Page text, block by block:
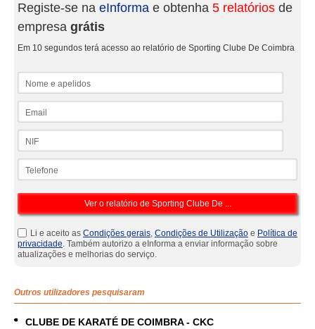
Registe-se na eInforma e obtenha 5 relatórios de
empresa grátis
Em 10 segundos terá acesso ao relatório de Sporting Clube De Coimbra
Li e aceito as Condições gerais, Condições de Utilização e Política de
privacidade. Também autorizo a eInforma a enviar informação sobre
atualizações e melhorias do serviço.
Outros utilizadores pesquisaram
CLUBE DE KARATÉ DE COIMBRA - CKC